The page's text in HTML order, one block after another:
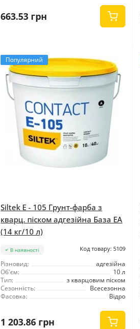
663.53 грн
Популярний
Siltek E - 105 Грунт-фарба з
кварц. піском адгезійна База ЕА
(14 кг/10 л)
В наявності Код товару: 5109
Різновид:
адгезійна
Об'єм:
10 л
Тип:
з кварцовим піском
Сезонність:
Всесезонна
Фасовка:
Відро
1 203.86 грн